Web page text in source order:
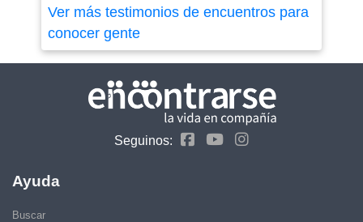
Ver más testimonios de encuentros para
conocer gente
Seguinos:
Ayuda
Buscar